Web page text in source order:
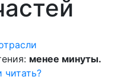
менее минуты.
читать?